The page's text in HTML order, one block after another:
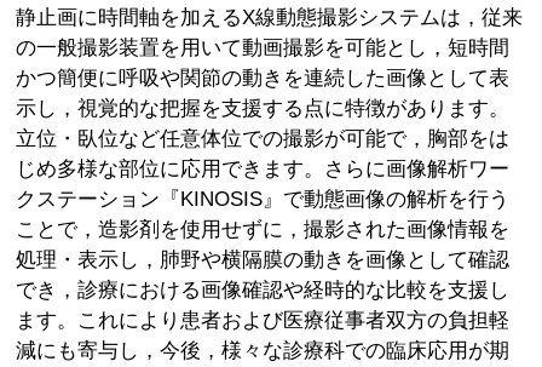
静止画に時間軸を加えるX線動態撮影システムは，従来
の一般撮影装置を用いて動画撮影を可能とし，短時間
かつ簡便に呼吸や関節の動きを連続した画像として表
示し，視覚的な把握を支援する点に特徴があります。
立位・臥位など任意体位での撮影が可能で，胸部をは
じめ多様な部位に応用できます。さらに画像解析ワー
クステーション『KINOSIS』で動態画像の解析を行う
ことで，造影剤を使用せずに，撮影された画像情報を
処理・表示し，肺野や横隔膜の動きを画像として確認
でき，診療における画像確認や経時的な比較を支援し
ます。これにより患者および医療従事者双方の負担軽
減にも寄与し，今後，様々な診療科での臨床応用が期